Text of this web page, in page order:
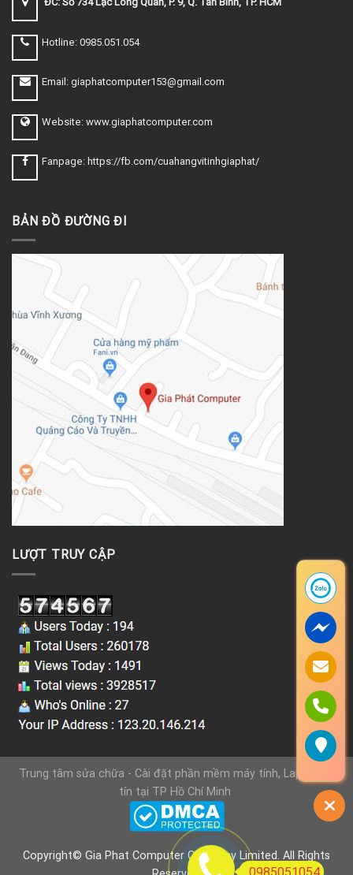
Hotline: 0985.051.054
Email: giaphatcomputer153@gmail.com
Website: www.giaphatcomputer.com
Fanpage: https://fb.com/cuahangvitinhgiaphat/
BẢN ĐỒ ĐƯỜNG ĐI
LƯỢT TRUY CẬP
Trung tâm sửa chữa - Cài đặt phần mềm máy tính, Laptop uy
tín tại TP Hồ Chí Minh
Copyright© Gia Phat Computer Company Limited. All Rights